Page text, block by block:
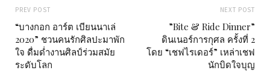
PREV POST
“บางกอก อาร์ต เบียนนาเล่
2020” ชวนคนรักศิลปะมาพัก
ใจ ดื่มด่ำงานศิลป์ร่วมสมัย
ระดับโลก
NEXT POST
”Bite & Ride Dinner”
ดินเนอร์การกุศล ครั้งที่ 2
โดย “เชฟไรเดอร์” เหล่าเชฟ
นักบิดใจบุญ